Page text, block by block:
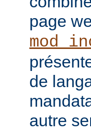
page
de
autre